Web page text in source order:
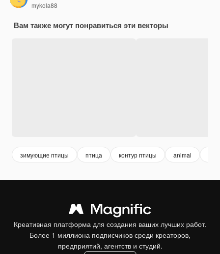
mykola88
Вам также могут понравиться эти векторы
зимующие птицы птица контур птицы animal
Креативная платформа для создания ваших лучших работ.
Более 1 миллиона подписчиков среди креаторов,
предприятий, агентств и студий.